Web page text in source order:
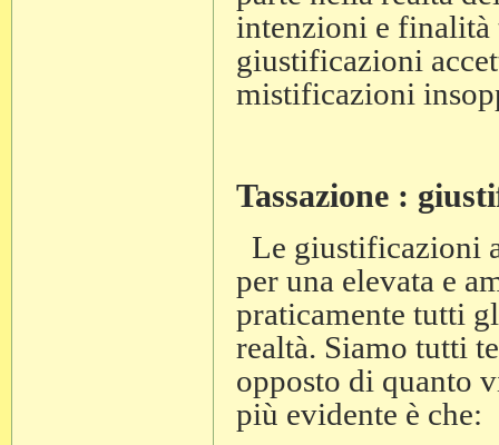
intenzioni e finalità
giustificazioni
mistificazioni
Tassazione :
Le giustificazioni
per una elevata e
praticamente tutti
realtà. Siamo tutti
opposto di quanto
più evidente è che: